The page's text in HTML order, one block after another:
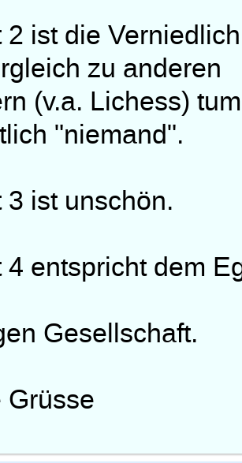
2 ist die
zu anderen
(v.a. Lichess)
"niemand".
3 ist unschön.
4 entspricht dem
Gesellschaft.
Grüsse